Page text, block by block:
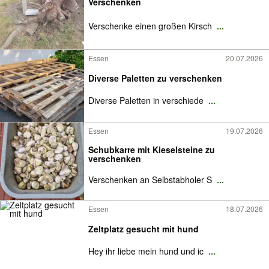
Verschenke einen großen Kirsch ...
Essen 20.07.2026
Diverse Paletten zu verschenken
Diverse Paletten in verschiede ...
Essen 19.07.2026
Schubkarre mit Kieselsteine zu
verschenken
Verschenken an Selbstabholer S ...
Essen 18.07.2026
Zeltplatz gesucht mit hund
Hey ihr liebe mein hund und ic ...